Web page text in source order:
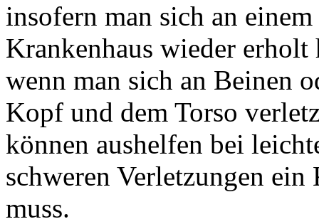
insofern man sich an
Krankenhaus wieder
wenn man sich an Beinen
Kopf und dem Torso
können aushelfen bei
schweren Verletzungen
muss.